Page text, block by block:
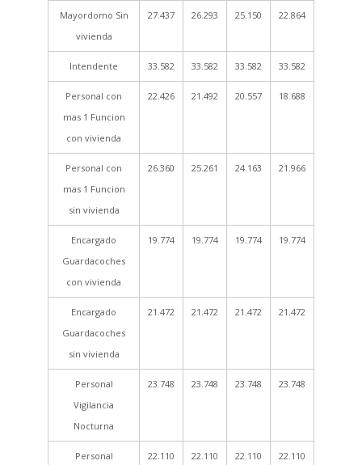
Mayordomo Sin
vivienda
27.437 26.293 25.150 22.864
Intendente 33.582 33.582 33.582 33.582
Personal con
mas 1 Funcion
con vivienda
22.426 21.492 20.557 18.688
Personal con
mas 1 Funcion
sin vivienda
26.360 25.261 24.163 21.966
Encargado
Guardacoches
con vivienda
19.774 19.774 19.774 19.774
Encargado
Guardacoches
sin vivienda
21.472 21.472 21.472 21.472
Personal
Vigilancia
Nocturna
23.748 23.748 23.748 23.748
Personal 22.110 22.110 22.110 22.110